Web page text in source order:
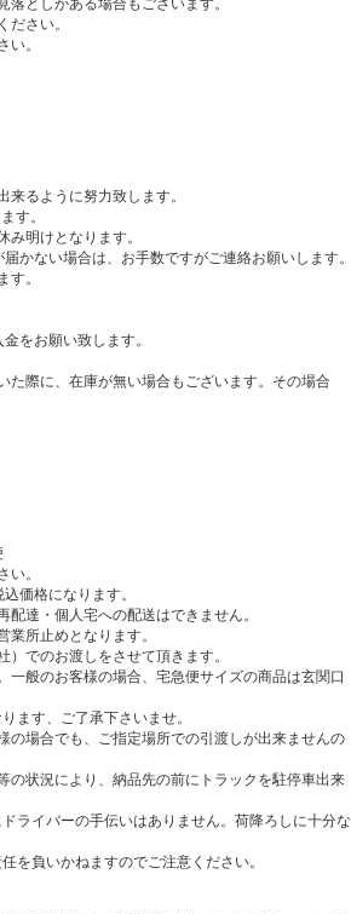
としがある場合もございます。
さい。
い。
るように努力致します。
す。
明けとなります。
かない場合は、お手数ですがご連絡お願いします。
。
をお願い致します。
際に、在庫が無い場合もございます。その場合
い。
価格になります。
達・個人宅への配送はできません。
所止めとなります。
でのお渡しをさせて頂きます。
般のお客様の場合、宅急便サイズの商品は玄関口
ます、ご了承下さいませ。
の場合でも、ご指定場所での引渡しが出来ませんの
の状況により、納品先の前にトラックを駐停車出来
ライバーの手伝いはありません。荷降ろしに十分な
を負いかねますのでご注意ください。